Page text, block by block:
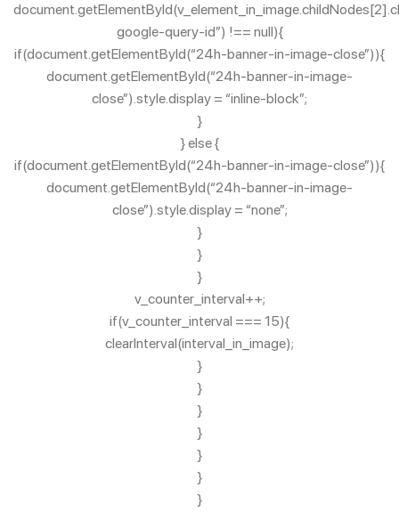
google-query-id”) !== null){
if(document.getElementById(“24h-banner-in-image-close”)){
document.getElementById(“24h-banner-in-image-
close”).style.display = “inline-block”;
}
} else {
if(document.getElementById(“24h-banner-in-image-close”)){
document.getElementById(“24h-banner-in-image-
close”).style.display = “none”;
}
}
}
v_counter_interval++;
if(v_counter_interval === 15){
clearInterval(interval_in_image);
}
}
}
}
}
}
}